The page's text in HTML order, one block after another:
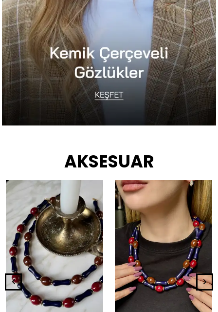
AKSESUAR